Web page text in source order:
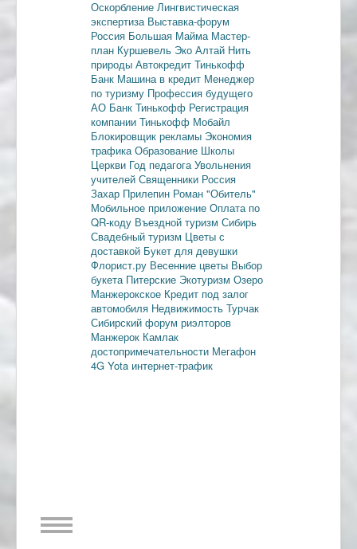
Оскорбление Лингвистическая
экспертиза Выставка-форум
Россия Большая Майма Мастер-
план Куршевель Эко Алтай Нить
природы Автокредит Тинькофф
Банк Машина в кредит Менеджер
по туризму Профессия будущего
АО Банк Тинькофф Регистрация
компании Тинькофф Мобайл
Блокировщик рекламы Экономия
трафика Образование Школы
Церкви Год педагога Увольнения
учителей Священники Россия
Захар Прилепин Роман "Обитель"
Мобильное приложение Оплата по
QR-коду Въездной туризм Сибирь
Свадебный туризм Цветы с
доставкой Букет для девушки
Флорист.ру Весенние цветы Выбор
букета Питерские Экотуризм Озеро
Манжерокское Кредит под залог
автомобиля Недвижимость Турчак
Сибирский форум риэлторов
Манжерок Камлак
достопримечательности Мегафон
4G Yota интернет-трафик